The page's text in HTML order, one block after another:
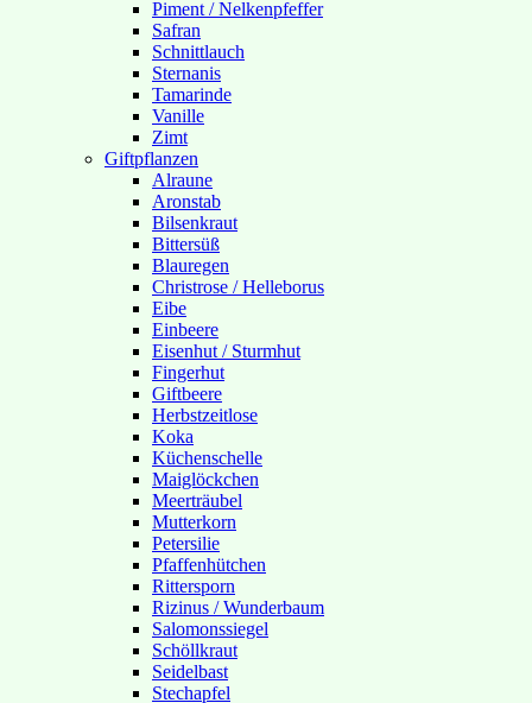
Piment / Nelkenpfeffer
Safran
Schnittlauch
Sternanis
Tamarinde
Vanille
Zimt
Giftpflanzen
Alraune
Aronstab
Bilsenkraut
Bittersüß
Blauregen
Christrose / Helleborus
Eibe
Einbeere
Eisenhut / Sturmhut
Fingerhut
Giftbeere
Herbstzeitlose
Koka
Küchenschelle
Maiglöckchen
Meerträubel
Mutterkorn
Petersilie
Pfaffenhütchen
Rittersporn
Rizinus / Wunderbaum
Salomonssiegel
Schöllkraut
Seidelbast
Stechapfel